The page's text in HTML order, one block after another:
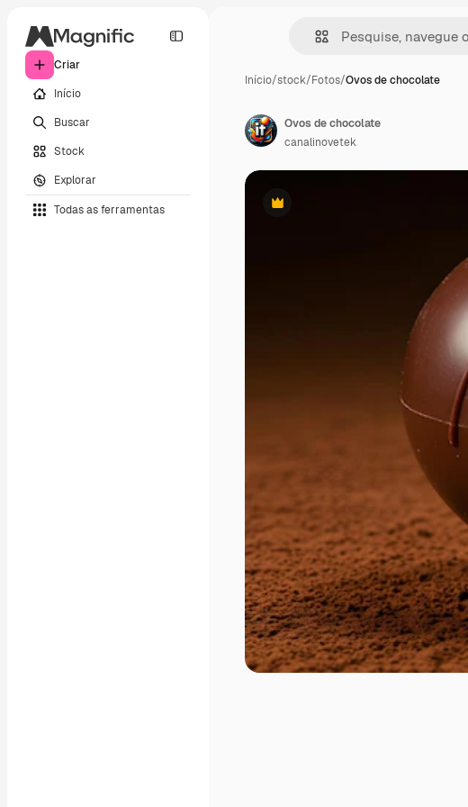
Criar
Início
Buscar
Stock
Explorar
Todas as ferramentas
Início/stock/Fotos/Ovos de chocolate
Premium
Ovos de chocolate
canalinovetek